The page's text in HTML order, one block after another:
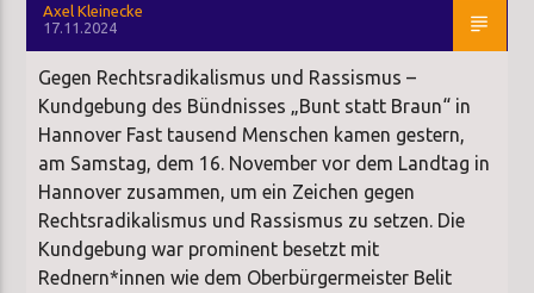
Axel Kleinecke
17.11.2024
Gegen Rechtsradikalismus und Rassismus –
Kundgebung des Bündnisses „Bunt statt Braun“ in
Hannover Fast tausend Menschen kamen gestern,
am Samstag, dem 16. November vor dem Landtag in
Hannover zusammen, um ein Zeichen gegen
Rechtsradikalismus und Rassismus zu setzen. Die
Kundgebung war prominent besetzt mit
Rednern*innen wie dem Oberbürgermeister Belit